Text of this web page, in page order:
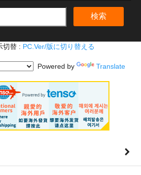
検索
切替 : PC.Ver/版に切り替える
Powered by Translate